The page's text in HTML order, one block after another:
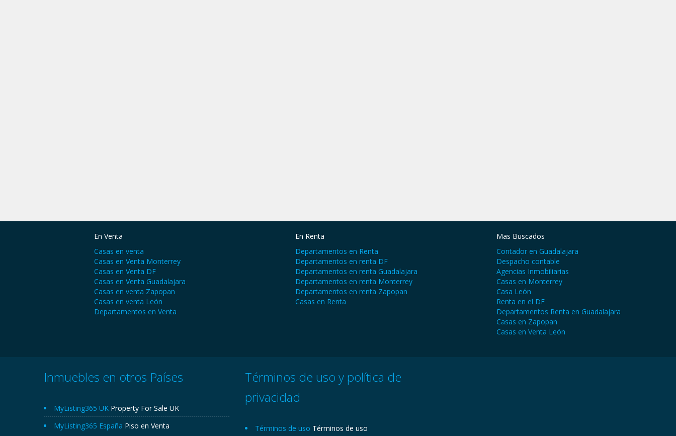
En Venta
Casas en venta
Casas en Venta Monterrey
Casas en Venta DF
Casas en Venta Guadalajara
Casas en venta Zapopan
Casas en venta León
Departamentos en Venta
En Renta
Departamentos en Renta
Departamentos en renta DF
Departamentos en renta Guadalajara
Departamentos en renta Monterrey
Departamentos en renta Zapopan
Casas en Renta
Mas Buscados
Contador en Guadalajara
Despacho contable
Agencias Inmobiliarias
Casas en Monterrey
Casa León
Renta en el DF
Departamentos Renta en Guadalajara
Casas en Zapopan
Casas en Venta León
Inmuebles en otros Países
MyListing365 UK Property For Sale UK
MyListing365 España Piso en Venta
Términos de uso y política de
privacidad
Términos de uso Términos de uso